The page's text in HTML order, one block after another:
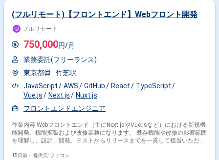
(フルリモート)【フロントエンド】Webフロント開発
フルリモート
750,000円/月
業務委託(フリーランス)
東京都
竹芝駅
JavaScript
AWS GitHub React
TypeScript
Vue.js
Next.js
Nuxt.js
フロントエンドエンジニア
作業内容 Webフロントエンド（主にNext.jsやVue.jsなど）における新規機
能開発、機能拡張および改修業務になります。 既存機能や改修の影響範囲
を理解し、設計、開発、テストからリリースまでを一貫して担当いただき
・画面（Webフロントエンド）の実装 ・APIおよび外部サービスとの連携
15日前・ 提供元: フリコン
その他の条件で検索する
その他開発言語・スキルから探す
JavaScript React TypeScript
AWS
CSS HTML
その他の職種から探す
フロントエンドエンジニア
バックエンドエンジニア
フルスタックエンジニア
PM